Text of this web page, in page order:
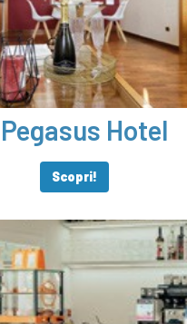
Hotel
Scopri!